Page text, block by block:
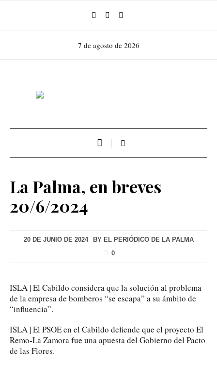
7 de agosto de 2026
La Palma, en breves
20/6/2024
20 DE JUNIO DE 2024 BY EL PERIÓDICO DE LA PALMA
0
ISLA | El Cabildo considera que la solución al problema
de la empresa de bomberos “se escapa” a su ámbito de
“influencia”.
ISLA | El PSOE en el Cabildo defiende que el proyecto El
Remo-La Zamora fue una apuesta del Gobierno del Pacto
de las Flores.